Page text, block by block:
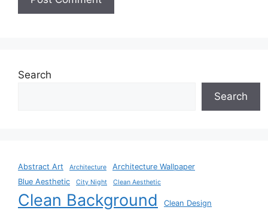
Search
Search
Abstract Art Architecture
Architecture Wallpaper
Blue Aesthetic
City Night Clean Aesthetic
Clean Background Clean Design